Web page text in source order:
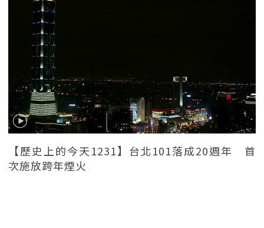
【歷史上的今天1231】台北101落成20週年 首
次施放跨年煙火